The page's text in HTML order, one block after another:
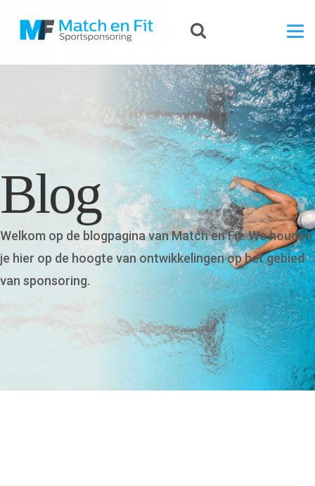
Blog
Welkom op de blogpagina van Match en Fit. We houden
je hier op de hoogte van ontwikkelingen op het gebied
van sponsoring.